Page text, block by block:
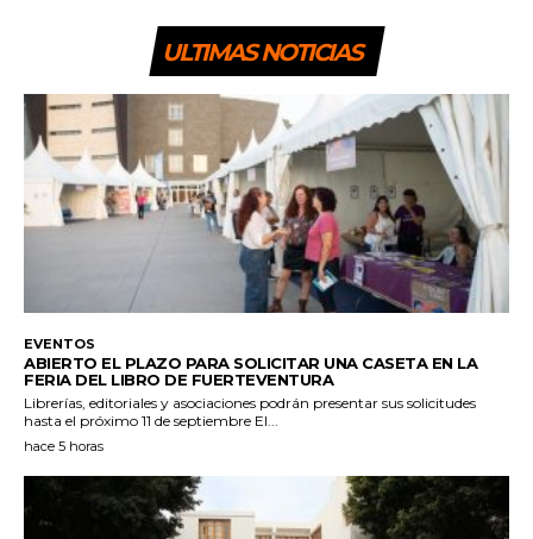
ULTIMAS NOTICIAS
EVENTOS
ABIERTO EL PLAZO PARA SOLICITAR UNA CASETA EN LA
FERIA DEL LIBRO DE FUERTEVENTURA
Librerías, editoriales y asociaciones podrán presentar sus solicitudes
hasta el próximo 11 de septiembre El...
hace 5 horas